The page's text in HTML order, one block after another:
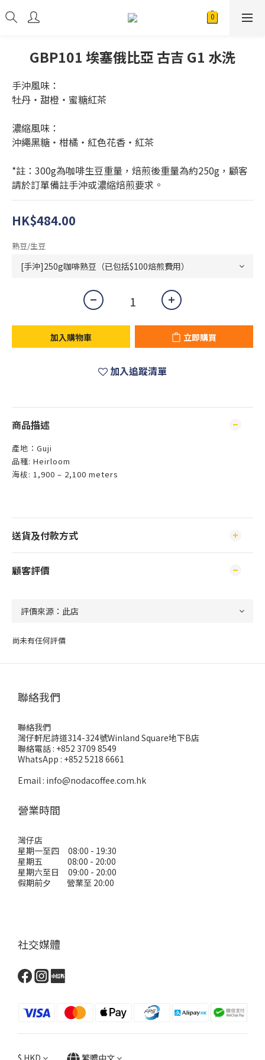
GBP101 埃塞俄比亞 古吉 G1 水洗
手沖風味：
牡丹・甜橙・蜜糖紅茶
濃縮風味：
沖繩黑糖・柑橘・紅色花香・紅茶
*註：300g為咖啡生豆重量，焙煎後重量為約250g，顧客
請於訂單備註手沖或濃縮焙煎要求。
HK$484.00
熟豆/生豆
加入購物車 立即購買
加入追蹤清單
商品描述
產地：Guji
品種: Heirloom
海柭: 1,900 – 2,100 meters
送貨及付款方式
顧客評價
尚未有任何評價
聯絡我們
聯絡我們
灣仔軒尼詩道314-324號Winland Square地下B店
聯絡電話 : +852 3709 8549
WhatsApp : +852 5218 6661
Email : info@nodacoffee.com.hk
營業時間
灣仔店
星期一至四 08:00 - 19:30
星期五 08:00 - 20:00
星期六至日 09:00 - 20:00
假期前夕 營業至 20:00
社交媒體